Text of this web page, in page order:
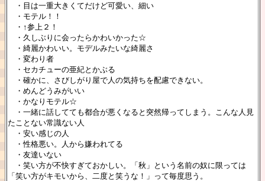
・目は一重大きくてだけど可愛い、細い
・モテル！！
・↑参上２！
・久しぶりに会ったらかわいかった☆
・綺麗かわいい。モデルみたいな綺麗さ
・変わり者
・セカチューの亜紀とかぶる
・確かに、さびしがり屋で人の気持ちを配慮できない。
・めんどうみがいい
・かなりモテル☆
・一緒に話してても都合が悪くなると突然帰ってしまう。こんな人見
たことない常識ない人
・安い感じの人
・性格悪い。人から嫌われてる
・友達いない
・笑い方が不快すぎておかしい。「秋」という名前の奴に限っては
「笑い方がキモいから、二度と笑うな！」って毎度思う。